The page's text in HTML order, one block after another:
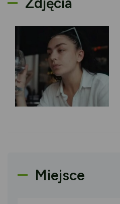
Miejsce